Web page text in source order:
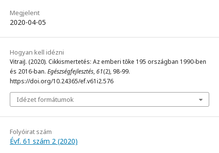
Megjelent
2020-04-05
Hogyan kell idézni
VitraiJ. (2020). Cikkismertetés: Az emberi tőke 195 országban 1990-ben
és 2016-ban. Egészségfejlesztés,61(2), 98-99.
https://doi.org/10.24365/ef.v61i2.576
Idézet formátumok
Folyóirat szám
Évf. 61 szám 2 (2020)